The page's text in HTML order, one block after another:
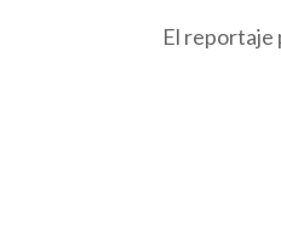
El reportaje